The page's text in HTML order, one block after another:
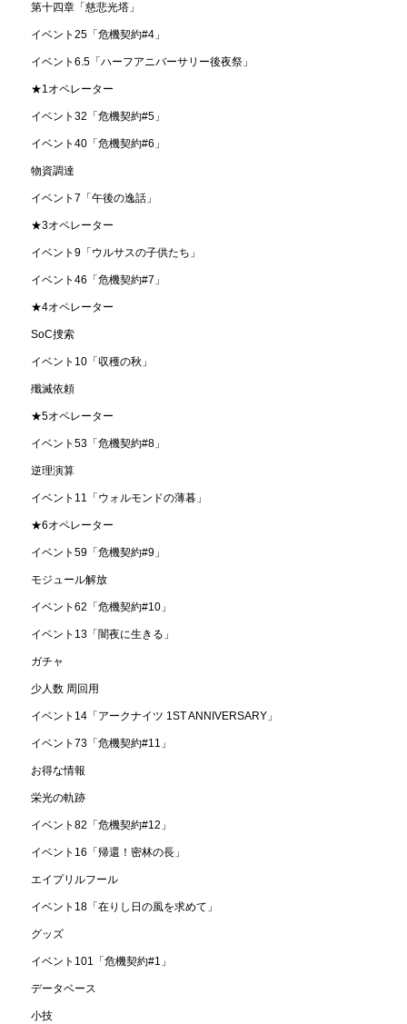
第十四章「慈悲光塔」
イベント25「危機契約#4」
イベント6.5「ハーフアニバーサリー後夜祭」
★1オペレーター
イベント32「危機契約#5」
イベント40「危機契約#6」
物資調達
イベント7「午後の逸話」
★3オペレーター
イベント9「ウルサスの子供たち」
イベント46「危機契約#7」
★4オペレーター
SoC捜索
イベント10「収穫の秋」
殲滅依頼
★5オペレーター
イベント53「危機契約#8」
逆理演算
イベント11「ウォルモンドの薄暮」
★6オペレーター
イベント59「危機契約#9」
モジュール解放
イベント62「危機契約#10」
イベント13「闇夜に生きる」
ガチャ
少人数 周回用
イベント14「アークナイツ 1ST ANNIVERSARY」
イベント73「危機契約#11」
お得な情報
栄光の軌跡
イベント82「危機契約#12」
イベント16「帰還！密林の長」
エイプリルフール
イベント18「在りし日の風を求めて」
グッズ
イベント101「危機契約#1」
データベース
小技